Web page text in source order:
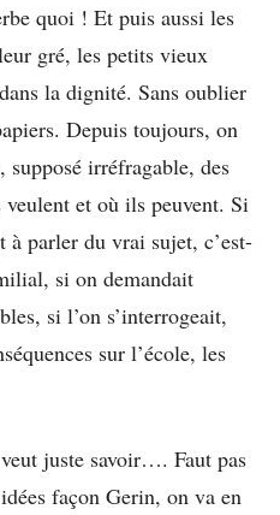
quoi ! Et puis aussi les
gré, les petits vieux
la dignité. Sans oublier
Depuis toujours, on
irréfragable, des
et où ils peuvent. Si
parler du vrai sujet, c’est-
si on demandait
si l’on s’interrogeait,
sur l’école, les
juste savoir…. Faut pas
façon Gerin, on va en